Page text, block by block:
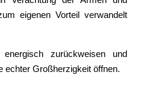
eigenen Vorteil verwandelt
zurückweisen und
echter Großherzigkeit öffnen.